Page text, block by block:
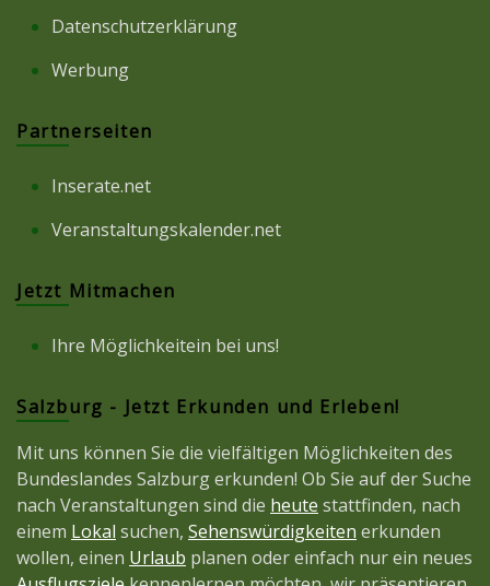
Datenschutzerklärung
Werbung
Partnerseiten
Inserate.net
Veranstaltungskalender.net
Jetzt Mitmachen
Ihre Möglichkeitein bei uns!
Salzburg - Jetzt Erkunden und Erleben!
Mit uns können Sie die vielfältigen Möglichkeiten des
Bundeslandes Salzburg erkunden! Ob Sie auf der Suche
nach Veranstaltungen sind die heute stattfinden, nach
einem Lokal suchen, Sehenswürdigkeiten erkunden
wollen, einen Urlaub planen oder einfach nur ein neues